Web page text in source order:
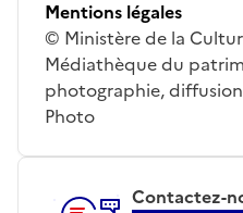
Mentions légales
© Ministère de la
Médiathèque du
photographie,
Photo
Contactez-